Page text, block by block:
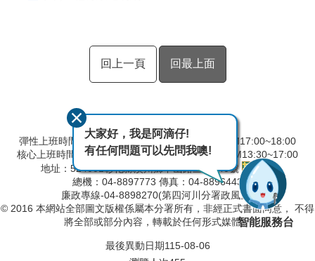
回上一頁 回最上面
彈性上班時間：AM8:00~09:00 彈性下班時間：PM17:00~18:00
核心上班時間：星期一 ~ 星期五 AM8:30~12:30 PM13:30~17:00
地址：524001彰化縣溪州鄉中山路三段640號
總機：04-8897773 傳真：04-8896443
廉政專線-04-8898270(第四河川分署政風室)
© 2016 本網站全部圖文版權係屬本分署所有，非經正式書面同意， 不得
將全部或部分內容，轉載於任何形式媒體。
最後異動日期115-08-06
大家好，我是阿滴仔!
有任何問題可以先問我噢!
智能服務台